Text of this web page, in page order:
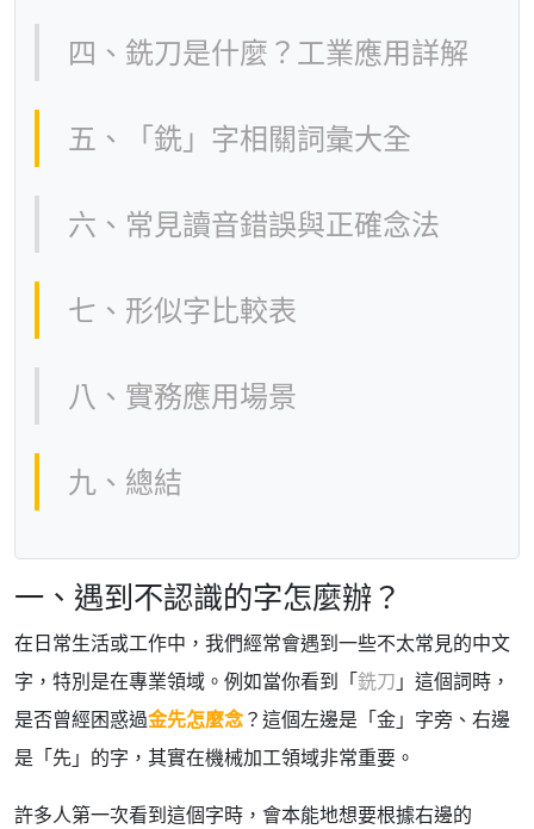
四、銑刀是什麼？工業應用詳解
五、「銑」字相關詞彙大全
六、常見讀音錯誤與正確念法
七、形似字比較表
八、實務應用場景
九、總結
一、遇到不認識的字怎麼辦？
在日常生活或工作中，我們經常會遇到一些不太常見的中文
字，特別是在專業領域。例如當你看到「銑刀 」這個詞時，
是否曾經困惑過金先怎麼念？這個左邊是「金」字旁、右邊
是「先」的字，其實在機械加工領域非常重要。
許多人第一次看到這個字時，會本能地想要根據右邊的